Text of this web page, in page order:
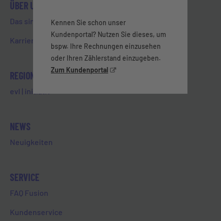
ÜBER UNS
Das sind wir
Karriere & Ausbildung
REGIONALES ENGAGEMENT
evl | initiativ
NEWS
Neuigkeiten
SERVICE
FAQ Fusion
Kundenservice
Kennen Sie schon unser
Kundenportal? Nutzen Sie dieses, um
bspw. Ihre Rechnungen einzusehen
oder Ihren Zählerstand einzugeben.
Zum Kundenportal